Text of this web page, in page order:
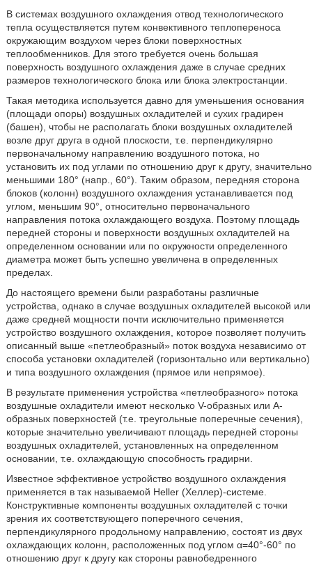
В системах воздушного охлаждения отвод технологического
тепла осуществляется путем конвективного теплопереноса
окружающим воздухом через блоки поверхностных
теплообменников. Для этого требуется очень большая
поверхность воздушного охлаждения даже в случае средних
размеров технологического блока или блока электростанции.
Такая методика используется давно для уменьшения основания
(площади опоры) воздушных охладителей и сухих градирен
(башен), чтобы не располагать блоки воздушных охладителей
возле друг друга в одной плоскости, т.е. перпендикулярно
первоначальному направлению воздушного потока, но
установить их под углами по отношению друг к другу, значительно
меньшими 180° (напр., 60°). Таким образом, передняя сторона
блоков (колонн) воздушного охлаждения устанавливается под
углом, меньшим 90°, относительно первоначального
направления потока охлаждающего воздуха. Поэтому площадь
передней стороны и поверхности воздушных охладителей на
определенном основании или по окружности определенного
диаметра может быть успешно увеличена в определенных
пределах.
До настоящего времени были разработаны различные
устройства, однако в случае воздушных охладителей высокой или
даже средней мощности почти исключительно применяется
устройство воздушного охлаждения, которое позволяет получить
описанный выше «петлеобразный» поток воздуха независимо от
способа установки охладителей (горизонтально или вертикально)
и типа воздушного охлаждения (прямое или непрямое).
В результате применения устройства «петлеобразного» потока
воздушные охладители имеют несколько V-образных или А-
образных поверхностей (т.е. треугольные поперечные сечения),
которые значительно увеличивают площадь передней стороны
воздушных охладителей, установленных на определенном
основании, т.е. охлаждающую способность градирни.
Известное эффективное устройство воздушного охлаждения
применяется в так называемой Heller (Хеллер)-системе.
Конструктивные компоненты воздушных охладителей с точки
зрения их соответствующего поперечного сечения,
перпендикулярного продольному направлению, состоят из двух
охлаждающих колонн, расположенных под углом α=40°-60° по
отношению друг к другу как стороны равнобедренного